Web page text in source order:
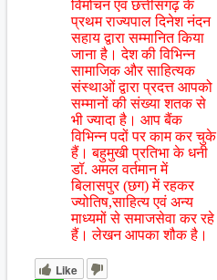
विमोचन एवं छत्तीसगढ़ के
प्रथम राज्यपाल दिनेश नंदन
सहाय द्वारा सम्मानित किया
जाना है। देश की विभिन्न
सामाजिक और साहित्यक
संस्थाओं द्वारा प्रदत्त आपको
सम्मानों की संख्या शतक से
भी ज्यादा है। आप बैंक
विभिन्न पदों पर काम कर चुके
हैं। बहुमुखी प्रतिभा के धनी
डॉ. अमल वर्तमान में
बिलासपुर (छग) में रहकर
ज्योतिष,साहित्य एवं अन्य
माध्यमों से समाजसेवा कर रहे
हैं। लेखन आपका शौक है।
Like